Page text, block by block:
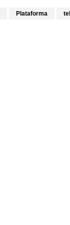
Plataforma